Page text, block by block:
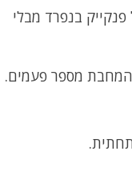
בנפרד מבלי
מספר פעמים.